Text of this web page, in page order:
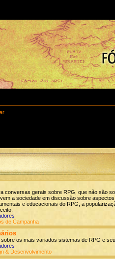
conversas gerais sobre RPG, que não são
a sociedade em discussão sobre
e educacionais do RPG, a
de Campanha
sobre os mais variados sistemas de RPG e
& Desenvolvimento